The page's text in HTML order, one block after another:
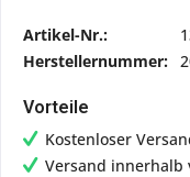
Artikel-Nr.:
Herstellernummer:
Vorteile
Kostenloser
Versand innerhalb